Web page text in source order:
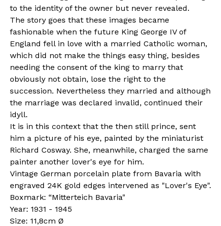
to the identity of the owner but never revealed.
The story goes that these images became
fashionable when the future King George IV of
England fell in love with a married Catholic woman,
which did not make the things easy thing, besides
needing the consent of the king to marry that
obviously not obtain, lose the right to the
succession. Nevertheless they married and although
the marriage was declared invalid, continued their
idyll.
It is in this context that the then still prince, sent
him a picture of his eye, painted by the miniaturist
Richard Cosway. She, meanwhile, charged the same
painter another lover's eye for him.
Vintage German porcelain plate from Bavaria with
engraved 24K gold edges intervened as "Lover's Eye".
Boxmark: “Mitterteich Bavaria"
Year: 1931 - 1945
Size: 11,8cm Ø